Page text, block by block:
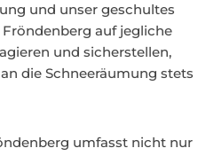
und unser geschultes
auf jegliche
und sicherstellen,
die Schneeräumung stets
umfasst nicht nur